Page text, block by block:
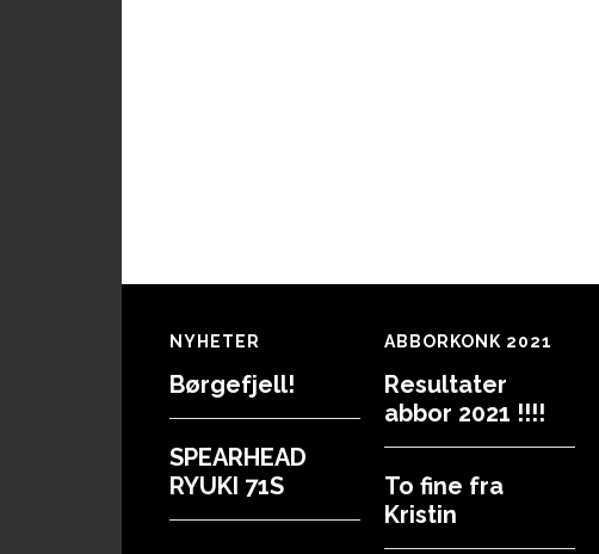
Footer
NYHETER
Børgefjell!
SPEARHEAD
RYUKI 71S
ABBORKONK 2021
Resultater
abbor 2021 !!!!
To fine fra
Kristin